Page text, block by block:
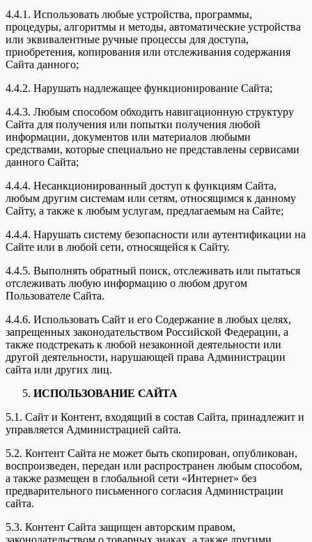
4.4.1. Использовать любые устройства, программы,
процедуры, алгоритмы и методы, автоматические устройства
или эквивалентные ручные процессы для доступа,
приобретения, копирования или отслеживания содержания
Сайта данного;
4.4.2. Нарушать надлежащее функционирование Сайта;
4.4.3. Любым способом обходить навигационную структуру
Сайта для получения или попытки получения любой
информации, документов или материалов любыми
средствами, которые специально не представлены сервисами
данного Сайта;
4.4.4. Несанкционированный доступ к функциям Сайта,
любым другим системам или сетям, относящимся к данному
Сайту, а также к любым услугам, предлагаемым на Сайте;
4.4.4. Нарушать систему безопасности или аутентификации на
Сайте или в любой сети, относящейся к Сайту.
4.4.5. Выполнять обратный поиск, отслеживать или пытаться
отслеживать любую информацию о любом другом
Пользователе Сайта.
4.4.6. Использовать Сайт и его Содержание в любых целях,
запрещенных законодательством Российской Федерации, а
также подстрекать к любой незаконной деятельности или
другой деятельности, нарушающей права Администрации
сайта или других лиц.
ИСПОЛЬЗОВАНИЕ САЙТА
5.1. Сайт и Контент, входящий в состав Сайта, принадлежит и
управляется Администрацией сайта.
5.2. Контент Сайта не может быть скопирован, опубликован,
воспроизведен, передан или распространен любым способом,
а также размещен в глобальной сети «Интернет» без
предварительного письменного согласия Администрации
сайта.
5.3. Контент Сайта защищен авторским правом,
законодательством о товарных знаках, а также другими